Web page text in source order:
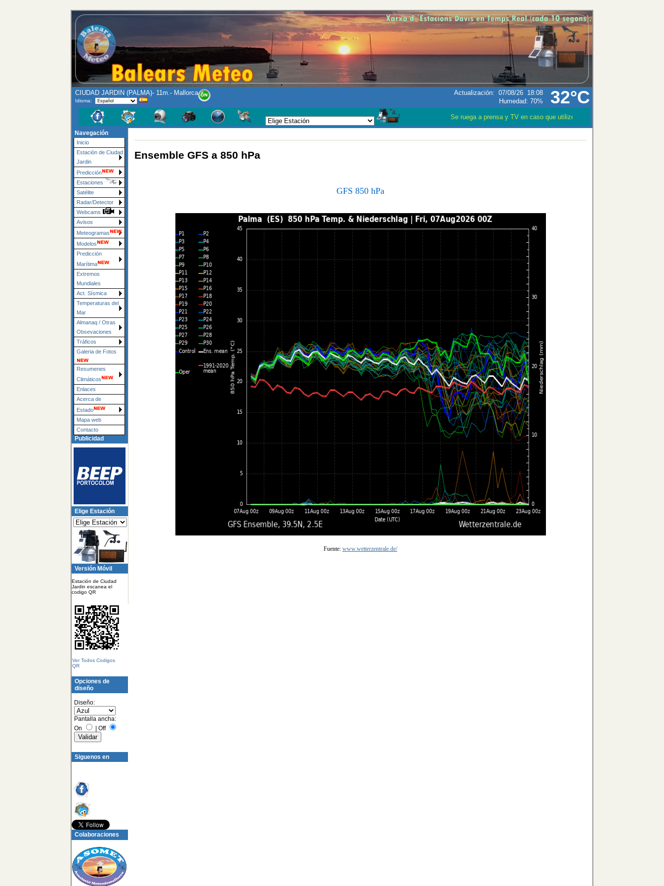
32°C
CIUDAD JARDIN (PALMA)- 11m.- Mallorca
Idioma:
Actualización: 07/08/26 18:08
Humedad: 70%
Se ruega a prensa y TV en caso que utilizen los datos meteorológicos
Navegación
Inicio
Estación de Ciudad
Jardin
Predicción
Estaciones
Satélite
Radar/Detector
Webcams
Avisos
Meteogramas
Modelos
Predicción
Marítima
Extremos
Mundiales
Act. Sísmica
Temperaturas del
Mar
Almanaq / Otras
Obsevaciones
Tráficos
Galeria de Fotos
Resumenes
Climáticos
Enlaces
Acerca de
Estado
Mapa web
Contacto
Publicidad
Elige Estación
Versión Móvil
Estación de Ciudad
Jardin escanea el
codigo QR
Ver Todos Codigos
QR
Opciones de
diseño
Diseño:
Pantalla ancha:
On
Off
Siguenos en
Colaboraciones
Ensemble GFS a 850 hPa
GFS 850 hPa
Fuente: www.wetterzentrale.de/